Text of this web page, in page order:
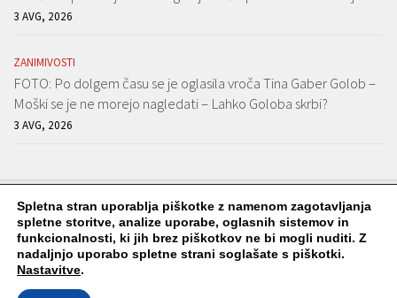
3 AVG, 2026
ZANIMIVOSTI
FOTO: Po dolgem času se je oglasila vroča Tina Gaber Golob –
Moški se je ne morejo nagledati – Lahko Goloba skrbi?
3 AVG, 2026
Viralko.si © 2026. Vse pravice pridržane.
Spletna stran uporablja piškotke z namenom zagotavljanja
spletne storitve, analize uporabe, oglasnih sistemov in
funkcionalnosti, ki jih brez piškotkov ne bi mogli nuditi. Z
nadaljnjo uporabo spletne strani soglašate s piškotki.
Nastavitve.